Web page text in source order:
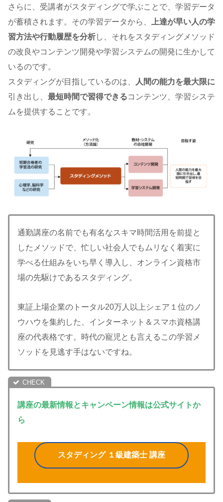
さらに、受講者がスタディングで学ぶことで、学習データ
が蓄積されます。その学習データから、
上達が早い人の学
習方法や行動履歴を分析し、それをスタディングメソッド
の改良やコンテンツ開発や学習システムの開発に生かして
いるのです。
スタディングが目指しているのは、
人間の能力を最大限に
引き出し、 最短時間で習得できるコンテンツ、学習システ
ムを提供することです。
通勤講座の名前でも有名なスキマ時間活用を前提と
したメソッドで、忙しい社会人でもムリなく着実に
学べる仕組みをいち早く導入し、オンライン資格市
場の先駆けであるスタディング。
東証上場企業のトータル20万人以上シェア１位のノ
ウハウを集約した、インターネット＆スマホ資格講
座の代表格です。時代の寵児とも言えるこの学習メ
ソッドを見逃す手はないですね。
講座の最新情報とキャンペーン情報は公式サイトか
ら
スタディング １級建築士 講座